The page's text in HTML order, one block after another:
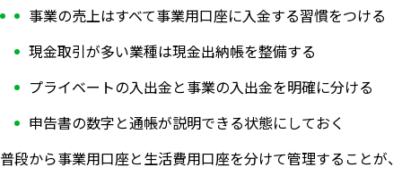
事業の売上はすべて事業用口座に入金する習慣をつける
現金取引が多い業種は現金出納帳を整備する
プライベートの入出金と事業の入出金を明確に分ける
申告書の数字と通帳が説明できる状態にしておく
普段から事業用口座と生活費用口座を分けて管理することが